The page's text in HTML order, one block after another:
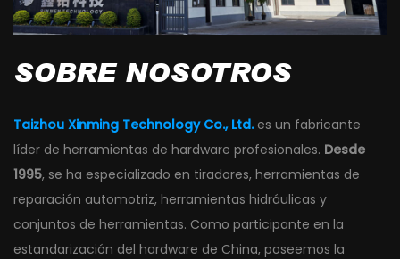
SOBRE NOSOTROS
Taizhou Xinming Technology Co., Ltd. es un fabricante
líder de herramientas de hardware profesionales. Desde
1995, se ha especializado en tiradores, herramientas de
reparación automotriz, herramientas hidráulicas y
conjuntos de herramientas. Como participante en la
estandarización del hardware de China, poseemos la